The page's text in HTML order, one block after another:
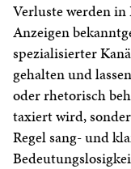
Verluste werden
Anzeigen
spezialisierter
gehalten und
oder rhetorisch
taxiert wird,
Regel sang- und